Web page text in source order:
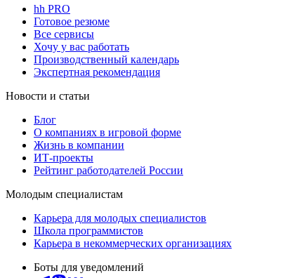
hh PRO
Готовое резюме
Все сервисы
Хочу у вас работать
Производственный календарь
Экспертная рекомендация
Новости и статьи
Блог
О компаниях в игровой форме
Жизнь в компании
ИТ-проекты
Рейтинг работодателей России
Молодым специалистам
Карьера для молодых специалистов
Школа программистов
Карьера в некоммерческих организациях
Боты для уведомлений